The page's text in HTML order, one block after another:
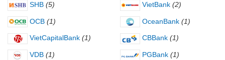
SHB (5) VietBank (2)
OCB (1) OceanBank (1)
VietCapitalBank (1) CBBank (1)
VDB (1) PGBank (1)